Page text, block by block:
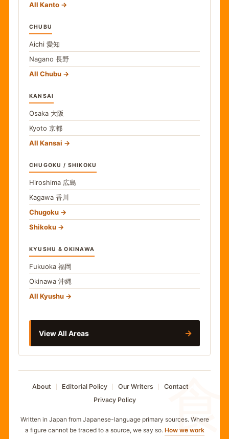
食
All Kanto
CHUBU
Aichi 愛知
Nagano 長野
All Chubu
KANSAI
Osaka 大阪
Kyoto 京都
All Kansai
CHUGOKU / SHIKOKU
Hiroshima 広島
Kagawa 香川
Chugoku
Shikoku
KYUSHU & OKINAWA
Fukuoka 福岡
Okinawa 沖縄
All Kyushu
View All Areas →
About Editorial Policy Our Writers
Contact
Privacy Policy
Written in Japan from Japanese-language primary sources. Where
a figure cannot be traced to a source, we say so. How we work